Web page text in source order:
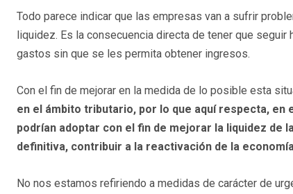
Todo parece indicar que las empresas van a sufrir
liquidez. Es la consecuencia directa de tener que seguir
gastos sin que se les permita obtener ingresos.
Con el fin de mejorar en la medida de lo posible esta
en el ámbito tributario, por lo que aquí respecta, en
podrían adoptar con el fin de mejorar la liquidez de
definitiva, contribuir a la reactivación de la economía
No nos estamos refiriendo a medidas de carácter de